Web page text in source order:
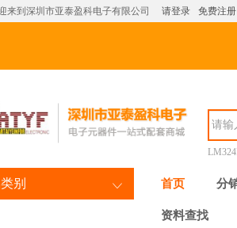
来到深圳市亚泰盈科电子有限公司 请登录 免费注册
别 首页 分
资料查找